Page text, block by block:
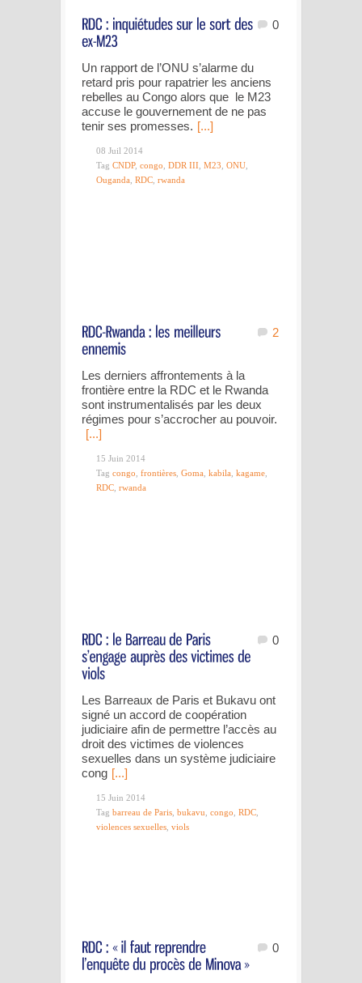
0
Un rapport de l’ONU s’alarme du
retard pris pour rapatrier les anciens
rebelles au Congo alors que le M23
accuse le gouvernement de ne pas
tenir ses promesses. [...]
08 Juil 2014
Tag CNDP, congo DDR III M23 ONU
Ouganda RDC rwanda
2
Les derniers affrontements à la
frontière entre la RDC et le Rwanda
sont instrumentalisés par les deux
régimes pour s’accrocher au pouvoir.
[...]
15 Juin 2014
Tag congo frontières Goma kabila kagame
RDC rwanda
0
Les Barreaux de Paris et Bukavu ont
signé un accord de coopération
judiciaire afin de permettre l’accès au
droit des victimes de violences
sexuelles dans un système judiciaire
cong [...]
15 Juin 2014
Tag barreau de Paris, bukavu, congo, RDC,
violences sexuelles, viols
0